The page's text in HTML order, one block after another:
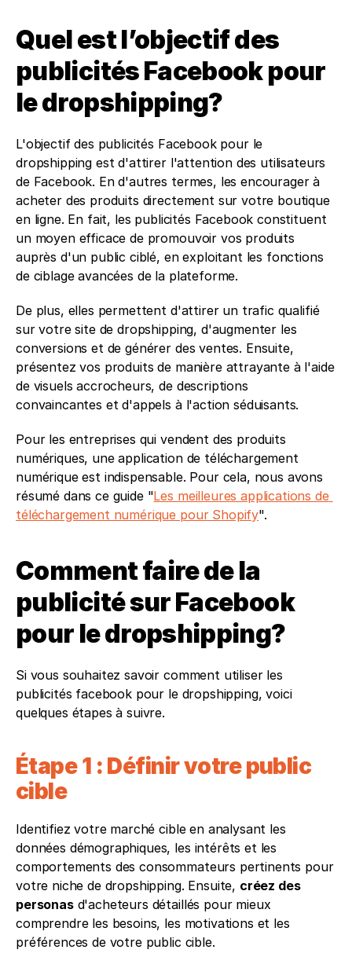
Quel est l’objectif des
publicités Facebook pour
le dropshipping?
L'objectif des publicités Facebook pour le
dropshipping est d'attirer l'attention des utilisateurs
de Facebook. En d'autres termes, les encourager à
acheter des produits directement sur votre boutique
en ligne. En fait, les publicités Facebook constituent
un moyen efficace de promouvoir vos produits
auprès d'un public ciblé, en exploitant les fonctions
de ciblage avancées de la plateforme.
De plus, elles permettent d'attirer un trafic qualifié
sur votre site de dropshipping, d'augmenter les
conversions et de générer des ventes. Ensuite,
présentez vos produits de manière attrayante à l'aide
de visuels accrocheurs, de descriptions
convaincantes et d'appels à l'action séduisants.
Pour les entreprises qui vendent des produits
numériques, une application de téléchargement
numérique est indispensable. Pour cela, nous avons
résumé dans ce guide "Les meilleures applications de
téléchargement numérique pour Shopify".
Comment faire de la
publicité sur Facebook
pour le dropshipping?
Si vous souhaitez savoir comment utiliser les
publicités facebook pour le dropshipping, voici
quelques étapes à suivre.
Étape 1 : Définir votre public
cible
Identifiez votre marché cible en analysant les
données démographiques, les intérêts et les
comportements des consommateurs pertinents pour
votre niche de dropshipping. Ensuite, créez des
personas d'acheteurs détaillés pour mieux
comprendre les besoins, les motivations et les
préférences de votre public cible.